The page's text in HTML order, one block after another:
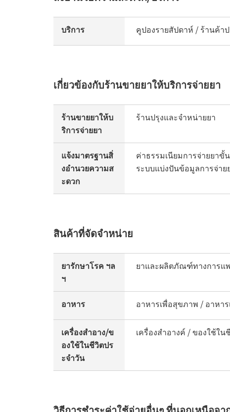
บริการ คูปองรายสัปดาห์ / ร้านค้า
เกี่ยวข้องกับร้านขายยาให้บริการจ่ายยา
ร้านขายยาให้บ
ริการจ่ายยา
ร้านปรุงและจำหน่ายยา
แจ้งมาตรฐานสิ่
งอำนวยความส
ะดวก
ค่าธรรมเนียมการจ่ายยา
ระบบแบ่งปันข้อมูลการจ่าย
สินค้าที่จัดจำหน่าย
ยารักษาโรค ฯล
ฯ
ยาและผลิตภัณฑ์ทางการแ
อาหาร อาหารเพื่อสุขภาพ / อาหา
เครื่องสำอาง/ข
องใช้ในชีวิตปร
ะจำวัน
เครื่องสำอางค์ / ของใช้ใ